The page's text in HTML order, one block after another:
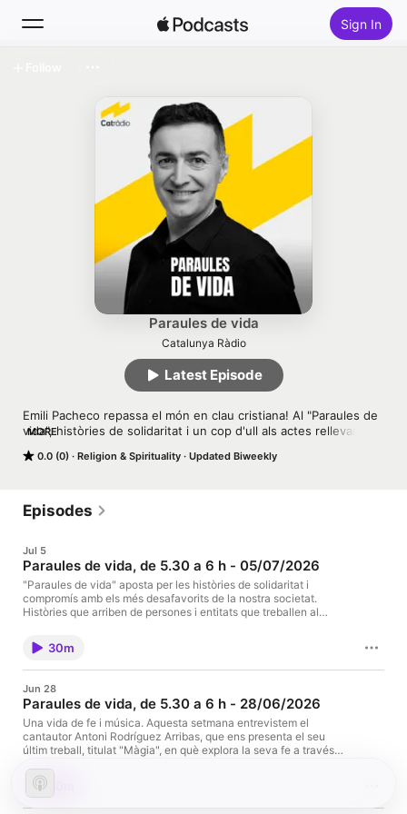
Sign In
Paraules de vida
Catalunya Ràdio
0.0 (0) Religion & Spirituality Updated Biweekly
Emili Pacheco repassa el món en clau cristiana! Al "Paraules de
vida", històries de solidaritat i un cop d'ull als actes rellevants
MORE
Latest Episode
Episodes
Jul 5
Paraules de vida, de 5.30 a 6 h - 05/07/2026
"Paraules de vida" aposta per les històries de solidaritat i
compromís amb els més desafavorits de la nostra societat.
Històries que arriben de persones i entitats que treballen al
Pacheco.
30m
Jun 28
Paraules de vida, de 5.30 a 6 h - 28/06/2026
Una vida de fe i música. Aquesta setmana entrevistem el
cantautor Antoni Rodríguez Arribas, que ens presenta el seu
últim treball, titulat "Màgia", en què explora la seva fe a través
consistori extraordinari convocat pel papa Lleó XIV per als dies
26 i 27 de juny, una trobada que reunirà cardenals d'arreu del
món per abordar alguns dels principals reptes actuals de